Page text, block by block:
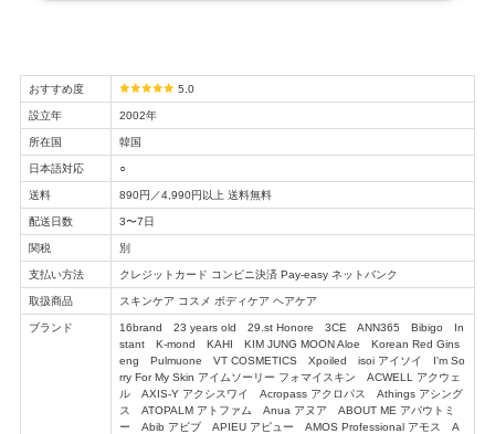
おすすめ度 5.0
設立年 2002年
所在国 韓国
日本語対応 ○
送料 890円／4,990円以上 送料無料
配送日数 3〜7日
関税 別
支払い方法 クレジットカード コンビニ決済 Pay-easy ネットバンク
取扱商品 スキンケア コスメ ボディケア ヘアケア
ブランド
16brand 23 years old 29.st Honore 3CE ANN365 Bibigo In
stant K-mond KAHI KIM JUNG MOON Aloe Korean Red Gins
eng Pulmuone VT COSMETICS Xpoiled isoi アイソイ I'm So
rry For My Skin アイムソーリー フォマイスキン ACWELL アクウェ
ル AXIS-Y アクシスワイ Acropass アクロパス Athings アシング
ス ATOPALM アトファム Anua アヌア ABOUT ME アバウトミ
ー Abib アビブ APIEU アピュー AMOS Professional アモス A